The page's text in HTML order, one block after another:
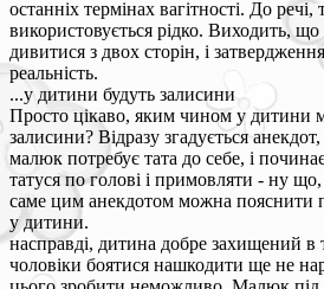
останніх термінах вагітності. До речі,
використовується рідко. Виходить,
дивитися з двох сторін, і
реальність.
...у дитини будуть залисини
Просто цікаво, яким чином у дитини
залисини? Відразу згадується
малюк потребує тата до себе, і
татуся по голові і примовляти - ну
саме цим анекдотом можна пояснити
у дитини.
насправді, дитина добре захищений в
чоловіки боятися нашкодити ще не